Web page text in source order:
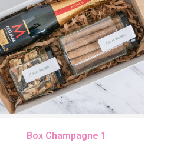
Box Champagne 1